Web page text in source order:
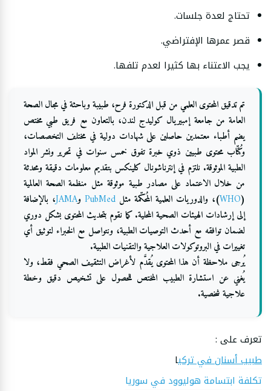
تحتاج لعدة جلسات.
قصر عمرها الإفتراضي.
يجب الاعتناء بها كثيرا لعدم تلفها.
تم تدقيق المحتوى العلمي من قبل الدكتورة فرح، طبيبة وباحثة في مجال الصحة
العامة من جامعة إمبيريال كوليدج لندن، بالتعاون مع فريق طبي مختص
يضم أطباء معتمدين حاصلين على شهادات دولية في مختلف التخصصات،
وكُتّاب محتوى طبيين ذوي خبرة تفوق خمس سنوات في تحرير ونشر المواد
الطبية الموثوقة. نلتزم في إنترناشونال كلينكس بتقديم معلومات دقيقة ومحدثة
من خلال الاعتماد على مصادر طبية موثوقة مثل منظمة الصحة العالمية
(
WHO)، والدوريات العلمية المُحكّمة مثلPubMed وJAMA، بالإضافة
إلى إرشادات الهيئات الصحية المحلية. كما نقوم بتحديث المحتوى بشكل دوري
لضمان توافقه مع أحدث التوصيات الطبية، ونتواصل مع الخبراء لتوثيق أي
تغييرات في البروتوكولات العلاجية والتقنيات الطبية.
يُرجى ملاحظة أن هذا المحتوى يُقدَّم لأغراض التثقيف الصحي فقط، ولا
يُغني عن استشارة الطبيب المختص للحصول على تشخيص دقيق وخطة
علاجية شخصية.
تعرف على :
طبيب أسنان في تركيا
تكلفة ابتسامة هوليوود في سوريا